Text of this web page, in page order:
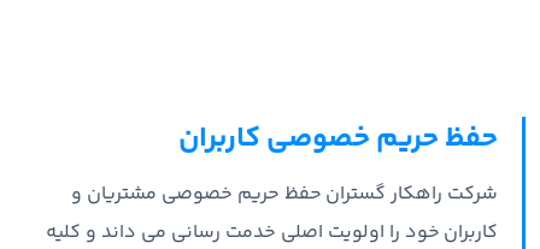
حفظ حریم خصوصی کاربران
شرکت راهکار گستران حفظ حریم خصوصی مشتریان و
کاربران خود را اولویت اصلی خدمت رسانی می داند و کلیه